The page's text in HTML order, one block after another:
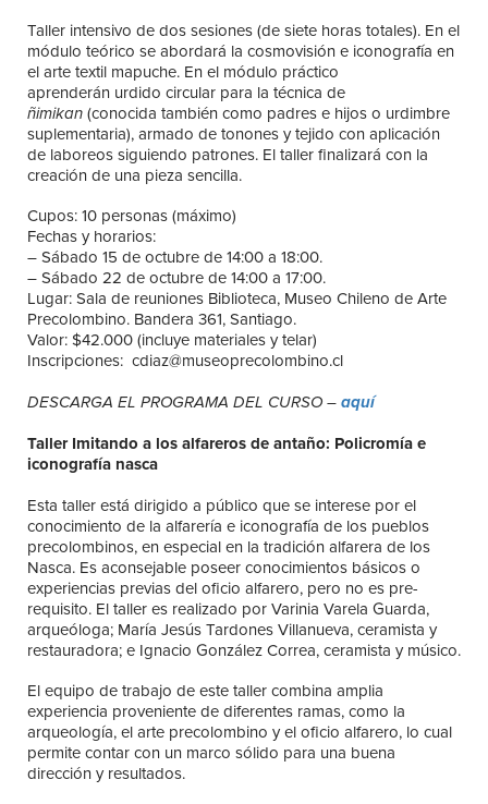
Taller intensivo de dos sesiones (de siete horas totales). En el
módulo teórico se abordará la cosmovisión e iconografía en
el arte textil mapuche. En el módulo práctico
aprenderán urdido circular para la técnica de
ñimikan (conocida también como padres e hijos o urdimbre
suplementaria), armado de tonones y tejido con aplicación
de laboreos siguiendo patrones. El taller finalizará con la
creación de una pieza sencilla.
Cupos: 10 personas (máximo)
Fechas y horarios:
– Sábado 15 de octubre de 14:00 a 18:00.
– Sábado 22 de octubre de 14:00 a 17:00.
Lugar: Sala de reuniones Biblioteca, Museo Chileno de Arte
Precolombino. Bandera 361, Santiago.
Valor: $42.000 (incluye materiales y telar)
Inscripciones: cdiaz@museoprecolombino.cl
DESCARGA EL PROGRAMA DEL CURSO – aquí
Taller Imitando a los alfareros de antaño: Policromía e
iconografía nasca
Esta taller está dirigido a público que se interese por el
conocimiento de la alfarería e iconografía de los pueblos
precolombinos, en especial en la tradición alfarera de los
Nasca. Es aconsejable poseer conocimientos básicos o
experiencias previas del oficio alfarero, pero no es pre-
requisito. El taller es realizado por Varinia Varela Guarda,
arqueóloga; María Jesús Tardones Villanueva, ceramista y
restauradora; e Ignacio González Correa, ceramista y músico.
El equipo de trabajo de este taller combina amplia
experiencia proveniente de diferentes ramas, como la
arqueología, el arte precolombino y el oficio alfarero, lo cual
permite contar con un marco sólido para una buena
dirección y resultados.